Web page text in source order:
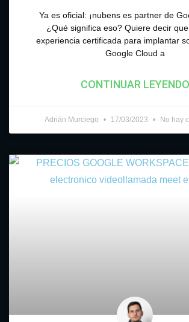
Ya es oficial: ¡nubens es partner de
¿Qué significa eso? Quiere decir
experiencia certificada para implantar
Google Cloud a
CONTINUAR LEYENDO
Adrián Murciego 17/03/2023 No hay